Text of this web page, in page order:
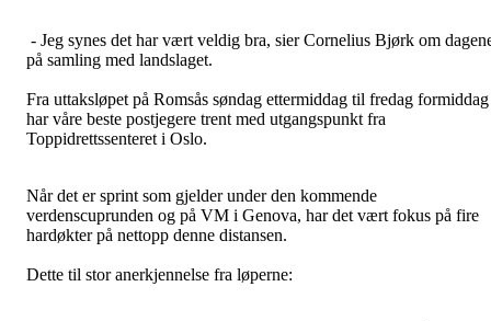
- Jeg synes det har vært veldig bra, sier Cornelius Bjørk om
på samling med landslaget.
Fra uttaksløpet på Romsås søndag ettermiddag til fredag formiddag
har våre beste postjegere trent med utgangspunkt fra
Toppidrettssenteret i Oslo.
Når det er sprint som gjelder under den kommende
verdenscuprunden og på VM i Genova, har det vært fokus på fire
hardøkter på nettopp denne distansen.
Dette til stor anerkjennelse fra løperne: